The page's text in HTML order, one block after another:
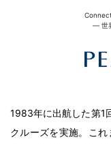
― 世
1983年に出航した第1
クルーズを実施。こ